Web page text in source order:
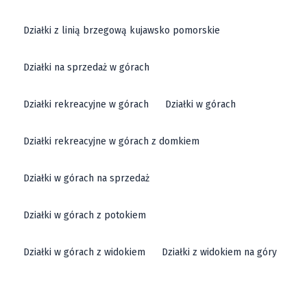
Działki z linią brzegową kujawsko pomorskie
Działki na sprzedaż w górach
Działki rekreacyjne w górach Działki w górach
Działki rekreacyjne w górach z domkiem
Działki w górach na sprzedaż
Działki w górach z potokiem
Działki w górach z widokiem Działki z widokiem na góry